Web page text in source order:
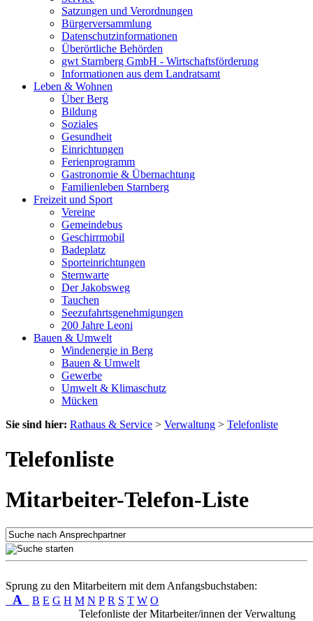
Satzungen und Verordnungen
Bürgerversammlung
Datenschutzinformationen
Überörtliche Behörden
gwt Starnberg GmbH - Wirtschaftsförderung
Informationen aus dem Landratsamt
Leben & Wohnen
Über Berg
Bildung
Soziales
Gesundheit
Einrichtungen
Ferienprogramm
Gastronomie & Übernachtung
Familienleben Starnberg
Freizeit und Sport
Vereine
Gemeindebus
Geschirrmobil
Badeplatz
Sporteinrichtungen
Sternwarte
Der Jakobsweg
Tauchen
Seezufahrtsgenehmigungen
200 Jahre Leoni
Bauen & Umwelt
Windenergie in Berg
Bauen & Umwelt
Gewerbe
Umwelt & Klimaschutz
Mücken
Sie sind hier: Rathaus & Service > Verwaltung > Telefonliste
Telefonliste
Mitarbeiter-Telefon-Liste
Sprung zu den Mitarbeitern mit dem Anfangsbuchstaben:
A B E G H M N P R S T W O
Telefonliste der Mitarbeiter/innen der Verwaltung